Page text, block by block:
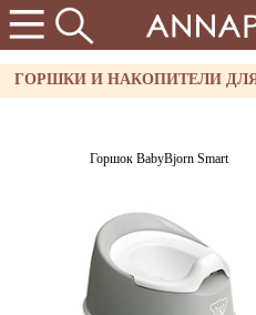
ГОРШКИ И НАКОПИТЕЛИ ДЛЯ
Горшок BabyBjorn Smart